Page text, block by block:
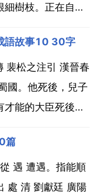
樹枝。正在自鳴
油從銅幣的小孔
非常驚奇，老翁說
語故事10 30字
裴松之注引 漢晉春
國。他死後，兒子
能的大臣死後，
稱號，並將他遷
權，掌...
篇
遇 遭遇。指能順
處 清 劉獻廷 廣陽